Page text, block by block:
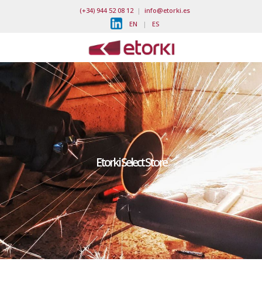
(+34) 944 52 08 12| info@etorki.es
EN | ES
Etorki Select Store